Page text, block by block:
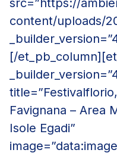
src=”https://
content/uploads/
[/
Favignana – Area
Isole Egadi”